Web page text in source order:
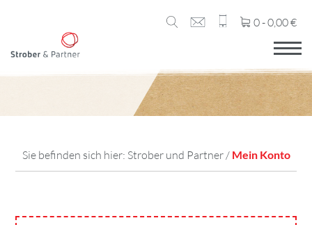
0 -0,00€
Sie befinden sich hier: Strober und Partner/ Mein Konto